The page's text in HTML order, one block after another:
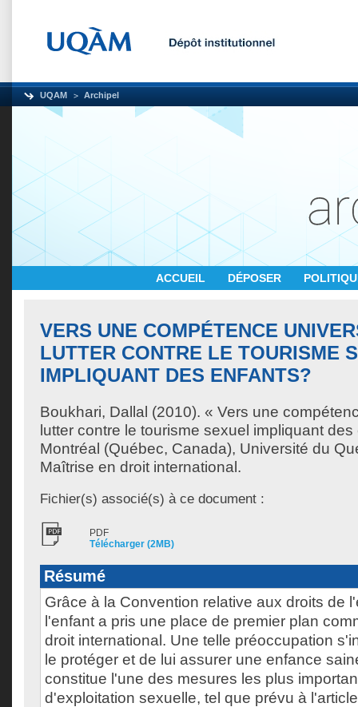
UQAM Archipel
ACCUEIL DÉPOSER
VERS UNE COMPÉTENCE
LUTTER CONTRE LE TOURISME
IMPLIQUANT DES ENFANTS?
Boukhari, Dallal (2010). « Vers une
lutter contre le tourisme sexuel impliquant
Montréal (Québec, Canada), Université du
Maîtrise en droit international.
Fichier(s) associé(s) à ce document :
PDF
Télécharger (2MB)
Résumé
Grâce à la Convention relative aux droits de
l'enfant a pris une place de premier plan
droit international. Une telle préoccupation
le protéger et de lui assurer une enfance
constitue l'une des mesures les plus
d'exploitation sexuelle, tel que prévu à